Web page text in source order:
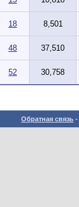
18 8,501
48 37,510
52 30,758
Обратная связь -